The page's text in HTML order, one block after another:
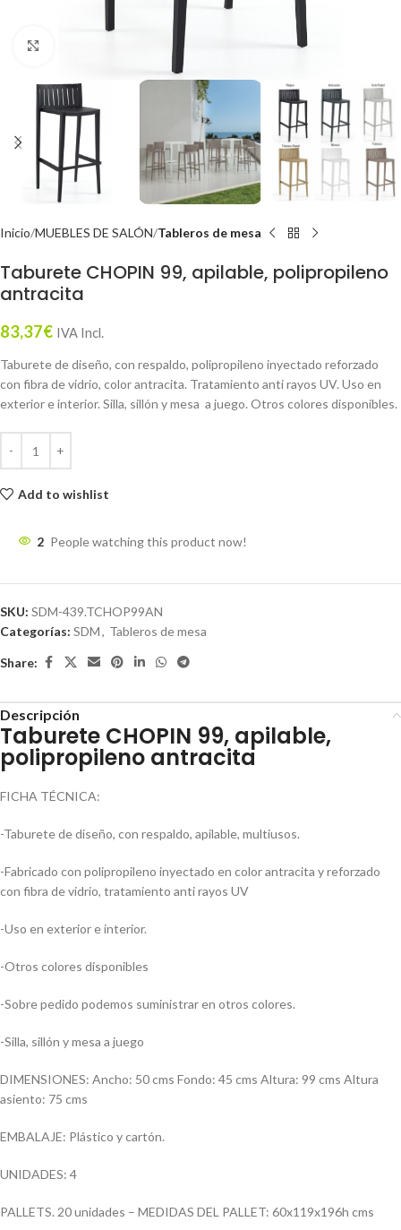
Inicio MUEBLES DE SALÓN Tableros de mesa
Taburete CHOPIN 99, apilable, polipropileno
antracita
83,37€ IVA Incl.
Taburete de diseño, con respaldo, polipropileno inyectado reforzado
con fibra de vidrio, color antracita. Tratamiento anti rayos UV. Uso en
exterior e interior. Silla, sillón y mesa a juego. Otros colores disponibles.
Add to wishlist
2 People watching this product now!
SKU: SDM-439.TCHOP99AN
Categorías: SDM, Tableros de mesa
Share:
Descripción
Taburete CHOPIN 99, apilable,
polipropileno antracita
FICHA TÉCNICA:
-Taburete de diseño, con respaldo, apilable, multiusos.
-Fabricado con polipropileno inyectado en color antracita y reforzado
con fibra de vidrio, tratamiento anti rayos UV
-Uso en exterior e interior.
-Otros colores disponibles
-Sobre pedido podemos suministrar en otros colores.
-Silla, sillón y mesa a juego
DIMENSIONES: Ancho: 50 cms Fondo: 45 cms Altura: 99 cms Altura
asiento: 75 cms
EMBALAJE: Plástico y cartón.
UNIDADES: 4
PALLETS. 20 unidades – MEDIDAS DEL PALLET: 60x119x196h cms